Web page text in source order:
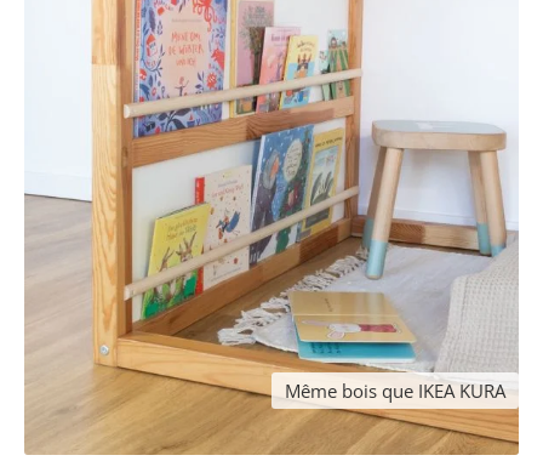
Même bois que IKEA KURA